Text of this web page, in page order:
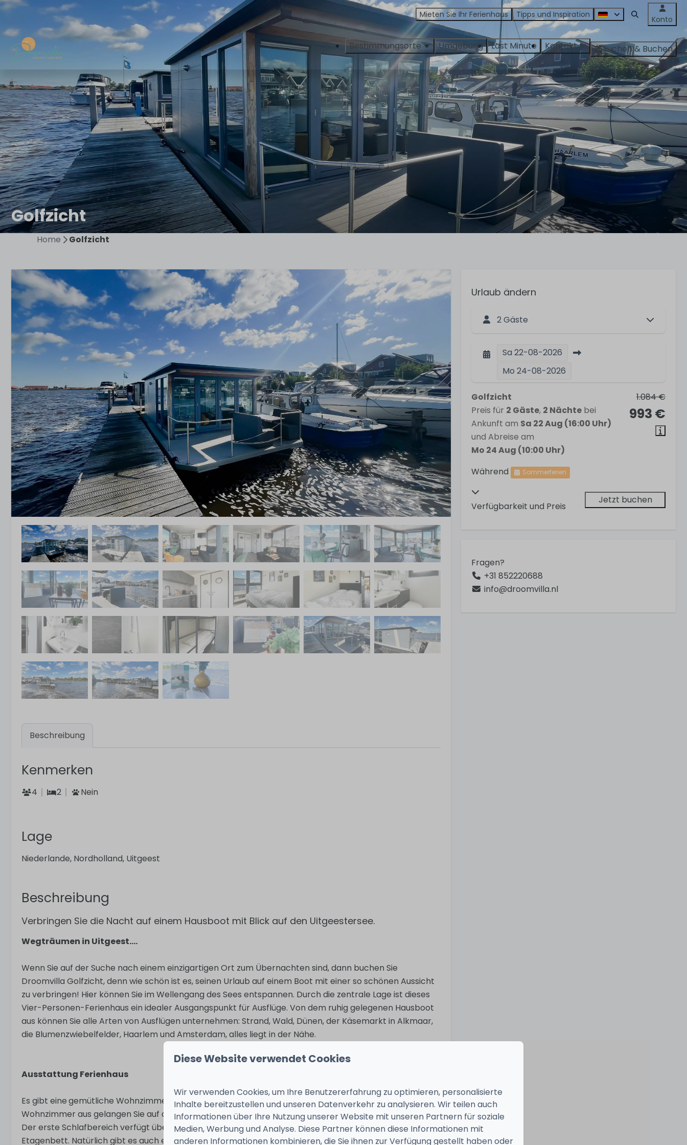
Mieten Sie Ihr Ferienhaus Tipps und Inspiration Konto
Bestimmungsorte Umgebung Last Minute Kontakt Suchen & Buchen
Golfzicht
Home Golfzicht
Beschreibung
Kenmerken
4 2 Nein
Lage
Niederlande, Nordholland, Uitgeest
Beschreibung
Verbringen Sie die Nacht auf einem Hausboot mit Blick auf den Uitgeestersee.
Wegträumen in Uitgeest....
Wenn Sie auf der Suche nach einem einzigartigen Ort zum Übernachten sind, dann buchen Sie
Droomvilla Golfzicht, denn wie schön ist es, seinen Urlaub auf einem Boot mit einer so schönen Aussicht
zu verbringen! Hier können Sie im Wellengang des Sees entspannen. Durch die zentrale Lage ist dieses
Vier-Personen-Ferienhaus ein idealer Ausgangspunkt für Ausflüge. Von dem ruhig gelegenen Hausboot
aus können Sie alle Arten von Ausflügen unternehmen: Strand, Wald, Dünen, der Käsemarkt in Alkmaar,
die Blumenzwiebelfelder, Haarlem und Amsterdam, alles liegt in der Nähe.
Ausstattung Ferienhaus
Es gibt einegemütliche Wohnzimmer mit der kleinen offenen Küche, Esstisch und Sitzecke. Vom
Wohnzimmer aus gelangen Sie auf die Terrasse, von der Sie einen tollen Blick über das Wasser haben.
Der erste Schlafbereich verfügt über zwei Boxspringbetten. Der zweite Schlafbereich verfügt über ein
Etagenbett. Natürlich gibt es auch ein Badezimmer mit Toilette, Waschbecken und Dusche.
Urlaub ändern
2 Gäste
Sa 22-08-2026
Mo 24-08-2026
1.084 €
993 €
Golfzicht
Preis für 2 Gäste, 2 Nächte bei
Ankunft am Sa 22 Aug (16:00 Uhr)
und Abreise am
Mo 24 Aug (10:00 Uhr)
Während
Sommerferien
Verfügbarkeit und Preis
Jetzt buchen
Fragen?
+31 852220688
info@droomvilla.nl
Diese Website verwendet Cookies
Wir verwenden Cookies, um Ihre Benutzererfahrung zu optimieren, personalisierte
Inhalte bereitzustellen und unseren Datenverkehr zu analysieren. Wir teilen auch
Informationen über Ihre Nutzung unserer Website mit unseren Partnern für soziale
Medien, Werbung und Analyse. Diese Partner können diese Informationen mit
anderen Informationen kombinieren, die Sie ihnen zur Verfügung gestellt haben oder